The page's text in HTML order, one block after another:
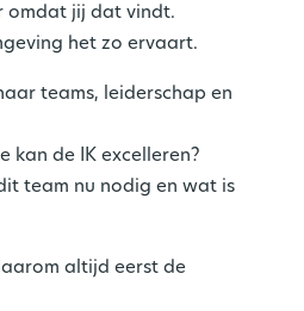
omdat jij dat vindt.
het zo ervaart.
teams, leiderschap en
kan de IK excelleren?
team nu nodig en wat is
altijd eerst de